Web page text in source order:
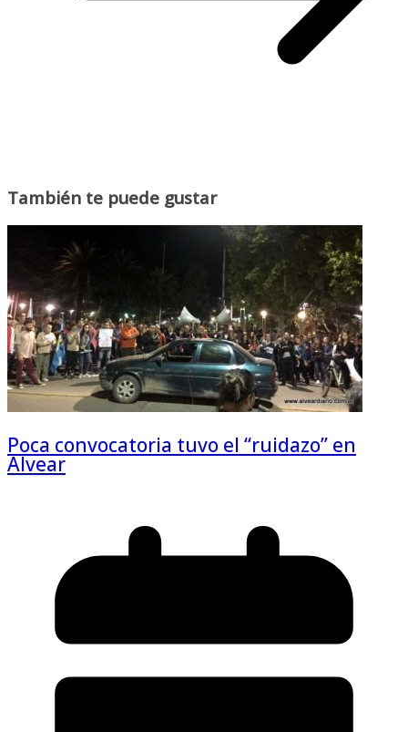
También te puede gustar
Poca convocatoria tuvo el “ruidazo” en
Alvear